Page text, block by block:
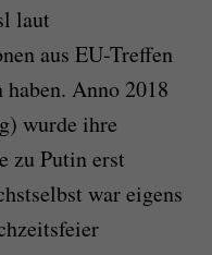
laut
aus EU-Treffen
haben. Anno 2018
wurde ihre
zu Putin erst
war eigens